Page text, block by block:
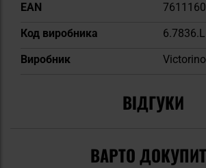
EAN
Код виробника
Виробник
ВІДГУКИ
ВАРТО